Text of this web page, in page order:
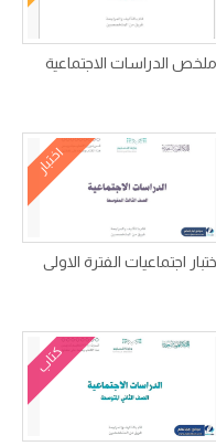
ملخص الدراسات الاجتماعية
اختبار
اجتماعيات الفترة الاولى
كتاب